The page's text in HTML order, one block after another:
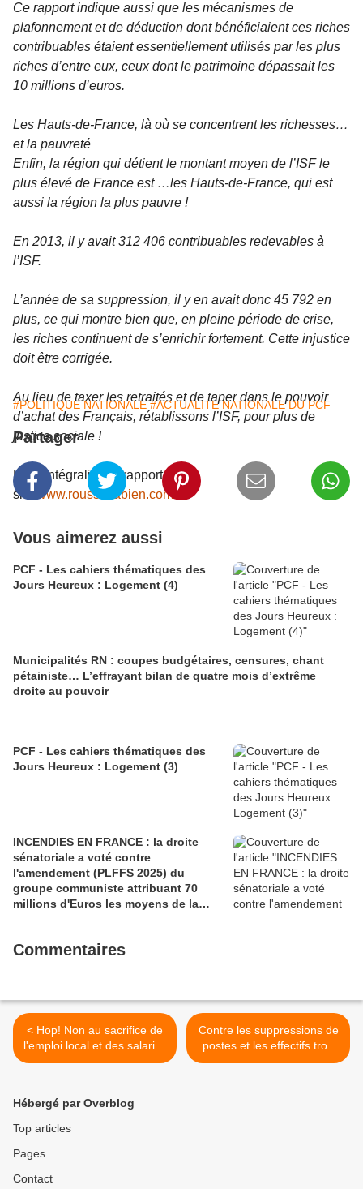
Ce rapport indique aussi que les mécanismes de
plafonnement et de déduction dont bénéficiaient ces riches
contribuables étaient essentiellement utilisés par les plus
riches d’entre eux, ceux dont le patrimoine dépassait les
10 millions d’euros.
Les Hauts-de-France, là où se concentrent les richesses…
et la pauvreté
Enfin, la région qui détient le montant moyen de l’ISF le
plus élevé de France est …les Hauts-de-France, qui est
aussi la région la plus pauvre !
En 2013, il y avait 312 406 contribuables redevables à
l’ISF.
L’année de sa suppression, il y en avait donc 45 792 en
plus, ce qui montre bien que, en pleine période de crise,
les riches continuent de s’enrichir fortement. Cette injustice
doit être corrigée.
Au lieu de taxer les retraités et de taper dans le pouvoir
d’achat des Français, rétablissons l’ISF, pour plus de
justice sociale !
Lire l’intégralité du rapport sur le
site
www.rousselfabien.com
#POLITIQUE NATIONALE #ACTUALITE NATIONALE DU PCF
Partager
Vous aimerez aussi
PCF - Les cahiers thématiques des
Jours Heureux : Logement (4)
Municipalités RN : coupes budgétaires, censures, chant
pétainiste… L’effrayant bilan de quatre mois d’extrême
droite au pouvoir
PCF - Les cahiers thématiques des
Jours Heureux : Logement (3)
INCENDIES EN FRANCE : la droite
sénatoriale a voté contre
l'amendement (PLFFS 2025) du
groupe communiste attribuant 70
millions d'Euros les moyens de la
Commentaires
< Hop! Non au sacrifice de
l'emploi local et des salariés
(Photos Pierre-Yvon
Contre les suppressions de
postes et les effectifs trop
chargés dans les classes,
Hébergé par Overblog
Top articles
Pages
Contact